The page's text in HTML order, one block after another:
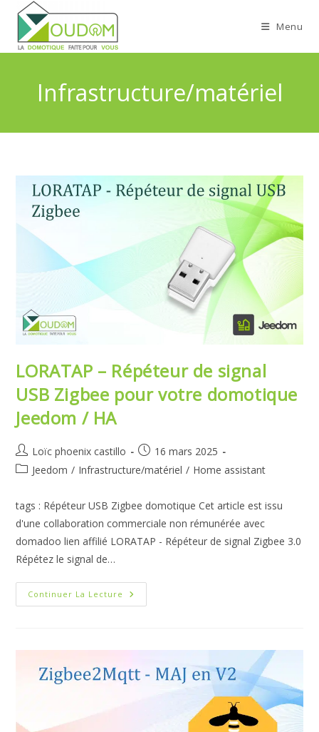
content
Menu
Infrastructure/matériel
LORATAP – Répéteur de signal
USB Zigbee pour votre domotique
Jeedom / HA
Auteur/autrice
de
Loïc phoenix castillo
Publication
publiée :
16 mars 2025
PostJeedom / Infrastructure/matériel / Home assistant
tags : Répéteur USB Zigbee domotique Cet article est issu
d'une collaboration commerciale non rémunérée avec
domadoo lien affilié LORATAP - Répéteur de signal Zigbee 3.0
Répétez le signal de…
Continuer La Lecture LORATAP
–
Zigbee
Votre
Domotique